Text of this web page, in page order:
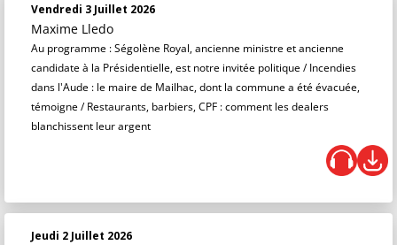
Vendredi 3 Juillet 2026
Maxime Lledo
Au programme : Ségolène Royal, ancienne ministre et ancienne
candidate à la Présidentielle, est notre invitée politique / Incendies
dans l'Aude : le maire de Mailhac, dont la commune a été évacuée,
témoigne / Restaurants, barbiers, CPF : comment les dealers
blanchissent leur argent
Jeudi 2 Juillet 2026